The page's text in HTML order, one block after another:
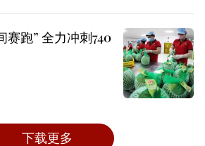
赛跑” 全力冲刺740
下载更多